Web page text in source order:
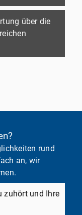
über die
rund
an, wir
zuhört und Ihre